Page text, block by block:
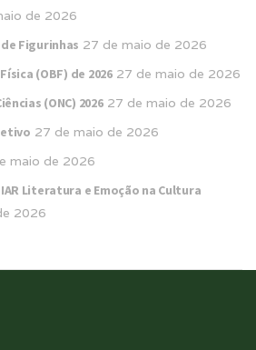
de 2026
Figurinhas 27 de maio de 2026
(OBF) de 2026 27 de maio de 2026
(ONC) 2026 27 de maio de 2026
27 de maio de 2026
maio de 2026
Literatura e Emoção na Cultura
2026